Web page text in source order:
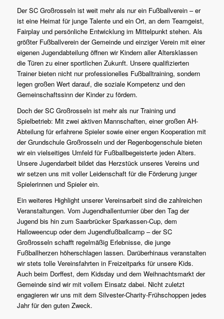
Der SC Großrosseln ist weit mehr als nur ein Fußballverein – er
ist eine Heimat für junge Talente und ein Ort, an dem Teamgeist,
Fairplay und persönliche Entwicklung im Mittelpunkt stehen. Als
größter Fußballverein der Gemeinde und einziger Verein mit einer
eigenen Jugendabteilung öffnen wir Kindern aller Altersklassen
die Türen zu einer sportlichen Zukunft. Unsere qualifizierten
Trainer bieten nicht nur professionelles Fußballtraining, sondern
legen großen Wert darauf, die soziale Kompetenz und den
Gemeinschaftssinn der Kinder zu fördern.
Doch der SC Großrosseln ist mehr als nur Training und
Spielbetrieb: Mit zwei aktiven Mannschaften, einer großen AH-
Abteilung für erfahrene Spieler sowie einer engen Kooperation mit
der Grundschule Großrosseln und der Regenbogenschule bieten
wir ein vielseitiges Umfeld für Fußballbegeisterte jeden Alters.
Unsere Jugendarbeit bildet das Herzstück unseres Vereins und
wir setzen uns mit voller Leidenschaft für die Förderung junger
Spielerinnen und Spieler ein.
Ein weiteres Highlight unserer Vereinsarbeit sind die zahlreichen
Veranstaltungen. Vom Jugendhallenturnier über den Tag der
Jugend bis hin zum Saarbrücker Sparkassen-Cup, dem
Halloweencup oder dem Jugendfußballcamp – der SC
Großrosseln schafft regelmäßig Erlebnisse, die junge
Fußballherzen höherschlagen lassen. Darüberhinaus veranstalten
wir stets tolle Vereinsfahrten in Freizeitparks für unsere Kids.
Auch beim Dorffest, dem Kidsday und dem Weihnachtsmarkt der
Gemeinde sind wir mit vollem Einsatz dabei. Nicht zuletzt
engagieren wir uns mit dem Silvester-Charity-Frühschoppen jedes
Jahr für den guten Zweck.